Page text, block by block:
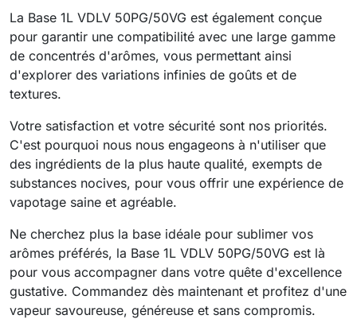
La Base 1L VDLV 50PG/50VG est également conçue
pour garantir une compatibilité avec une large gamme
de concentrés d'arômes, vous permettant ainsi
d'explorer des variations infinies de goûts et de
textures.
Votre satisfaction et votre sécurité sont nos priorités.
C'est pourquoi nous nous engageons à n'utiliser que
des ingrédients de la plus haute qualité, exempts de
substances nocives, pour vous offrir une expérience de
vapotage saine et agréable.
Ne cherchez plus la base idéale pour sublimer vos
arômes préférés, la Base 1L VDLV 50PG/50VG est là
pour vous accompagner dans votre quête d'excellence
gustative. Commandez dès maintenant et profitez d'une
vapeur savoureuse, généreuse et sans compromis.